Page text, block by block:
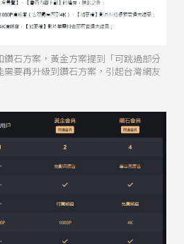
石方案，黃金方案提到「可跳過部分
要再升級到鑽石方案，引起台灣網友